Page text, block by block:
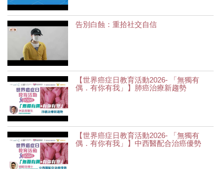
告別白蝕：重拾社交自信
【世界癌症日教育活動2026- 「無獨有
偶．有你有我」】肺癌治療新趨勢
【世界癌症日教育活動2026- 「無獨有
偶．有你有我」】中西醫配合治癌優勢